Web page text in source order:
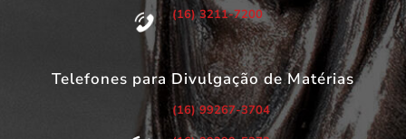
(16) 3211-7200
Telefones para Divulgação de Matérias
(16) 99267-3704